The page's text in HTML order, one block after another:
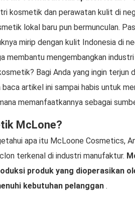
kosmetik dan perawatan kulit di
lokal baru pun bermunculan.
mirip dengan kulit Indonesia di
membantu mengembangkan
Bagi Anda yang ingin terjun
artikel ini sampai habis untuk
memanfaatkannya sebagai
McLone?
apa itu McLoone Cosmetics,
terkenal di industri manufaktur.
produk yang dioperasikan
kebutuhan pelanggan .